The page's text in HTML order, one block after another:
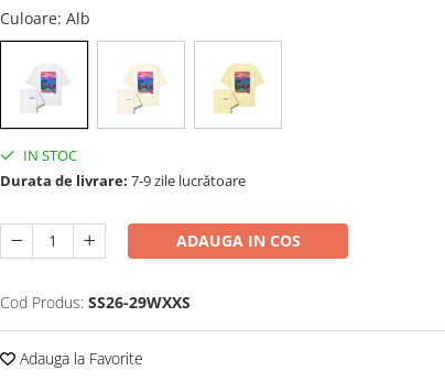
Culoare: Alb
IN STOC
Durata de livrare: 7-9 zile lucrătoare
ADAUGA IN COS
Cod Produs: SS26-29WXXS
Adauga la Favorite